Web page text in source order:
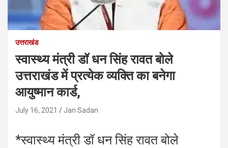
उत्तराखंड
स्वास्थ्य मंत्री डॉ धन सिंह रावत बोले
उत्तराखंड में प्रत्येक व्यक्ति का बनेगा
आयुष्मान कार्ड,
July 16, 2021 Jan Sadan
*स्वास्थ्य मंत्री डॉ धन सिंह रावत बोले